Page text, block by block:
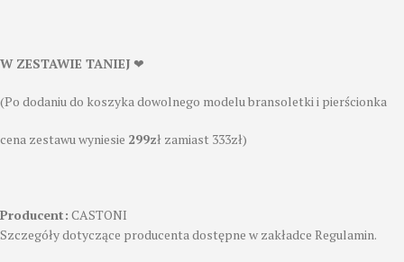
W ZESTAWIE TANIEJ ❤
(Po dodaniu do koszyka dowolnego modelu bransoletki i pierścionka
cena zestawu wyniesie 299zł zamiast 333zł)
Producent: CASTONI
Szczegóły dotyczące producenta dostępne w zakładce Regulamin.